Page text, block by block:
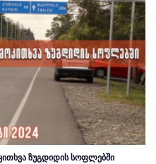
ზუგდიდის სოფლებში